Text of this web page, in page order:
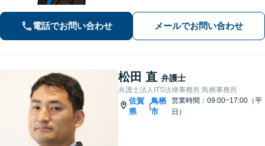
り、最善を尽くします。「相談者様に
寄り添い親身に対応」【個室対応／守
秘義務厳守】
電話でお問い合わせ メールでお問い合わせ
松田 直 弁護士
弁護士法人ITS法律事務所 鳥栖事務所
佐賀
県
|
鳥栖
市
営業時間：09:00~17:00（平
日）